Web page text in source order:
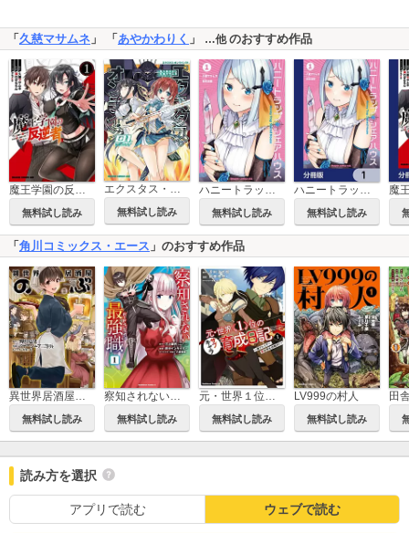
「 久慈マサムネ 」 「 あやかわりく 」 …他のおすすめ作品
無料試し読み
エクスタス・オンライン
無料試し読み 無料試し読み 無料試し読み
「角川コミックス・エース 」のおすすめ作品
無料試し読み
察知されない最強職
無料試し読み
元・世界１位のサブキャラ育成日記 ～廃プレイヤー、異世界を攻略中！～
無料試し読み
LV999の村人
無料試し読み
読み方を選択
アプリで読む ウェブで読む